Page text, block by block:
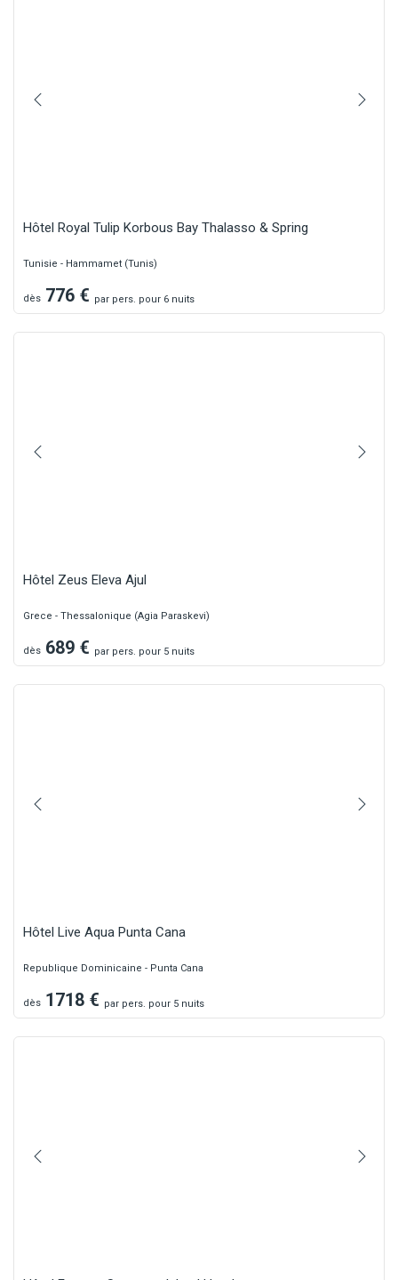
Hôtel Royal Tulip Korbous Bay Thalasso & Spring
Tunisie - Hammamet (Tunis)
dès 776 € par pers. pour 6 nuits
Hôtel Zeus Eleva Ajul
Grece - Thessalonique (Agia Paraskevi)
dès 689 € par pers. pour 5 nuits
Hôtel Live Aqua Punta Cana
Republique Dominicaine - Punta Cana
dès 1718 € par pers. pour 5 nuits